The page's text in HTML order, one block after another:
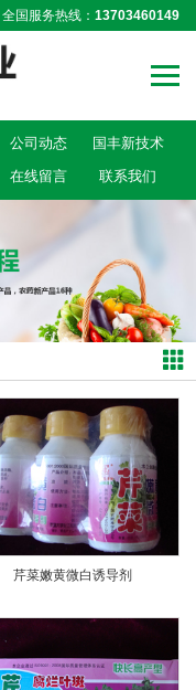
全国服务热线： 13703460149
公司动态
国丰新技术
在线留言 联系我们
芹菜嫩黄微白诱导剂